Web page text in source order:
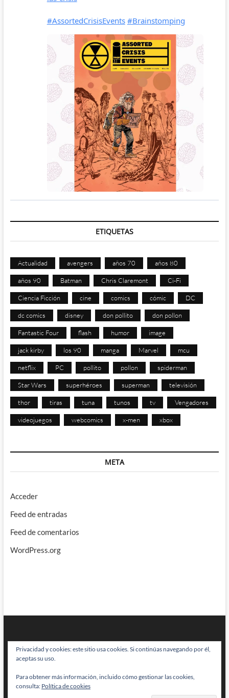
ETIQUETAS
Actualidad avengers años 70 años 80
años 90 Batman Chris Claremont Ci-Fi
Ciencia Ficción cine comics cómic DC
dc comics disney don pollito don pollon
Fantastic Four flash humor image
jack kirby los 90 manga Marvel mcu
netflix PC pollito pollon spiderman
Star Wars superhéroes superman televisión
thor tiras tuna tunos tv Vengadores
videojuegos webcomics x-men xbox
META
Acceder
Feed de entradas
Feed de comentarios
WordPress.org
BRAINSTOMPING| Diseñado por:Theme Freesia|WordPress| © Todos
los derechos reservados
Privacidad y cookies: este sitio usa cookies. Si continúas navegando por él,
aceptas su uso.
Para obtener más información, incluido cómo gestionar las cookies,
consulta: Política de cookies